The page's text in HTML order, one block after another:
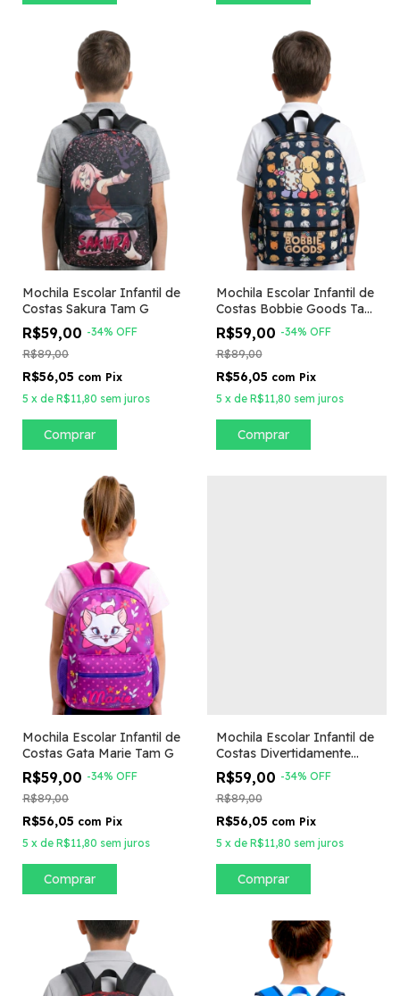
Mochila Escolar Infantil de
Costas Sakura Tam G
R$59,00 -34% OFF
R$89,00
R$56,05 com Pix
5 x de R$11,80 sem juros
Mochila Escolar Infantil de
Costas Bobbie Goods Tam
G
R$59,00 -34% OFF
R$89,00
R$56,05 com Pix
5 x de R$11,80 sem juros
Mochila Escolar Infantil de
Costas Gata Marie Tam G
R$59,00 -34% OFF
R$89,00
R$56,05 com Pix
5 x de R$11,80 sem juros
Mochila Escolar Infantil de
Costas Divertidamente
Tam G
R$59,00 -34% OFF
R$89,00
R$56,05 com Pix
5 x de R$11,80 sem juros